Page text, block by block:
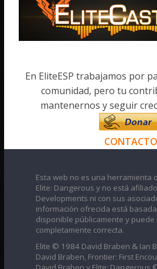
En EliteESP trabajamos por
comunidad, pero tu
mantenernos y seguir
CONTACTO
Esta web no es una herramienta
Elite: Dangerous y no está
Developments ni con sus
información ofrecida está
disponible públicamente y puede
completamente correcta.
Elite © 1984 David Braben & Ian
David Braben, Frontier: First